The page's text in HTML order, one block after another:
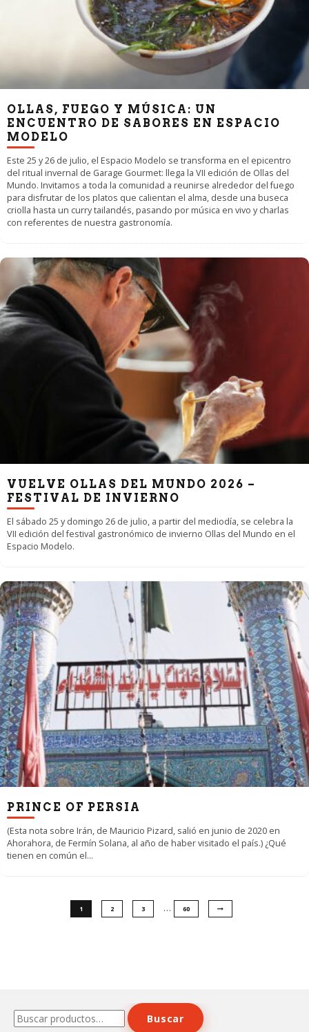
OLLAS, FUEGO Y MÚSICA: UN
ENCUENTRO DE SABORES EN ESPACIO
MODELO
Este 25 y 26 de julio, el Espacio Modelo se transforma en el epicentro
del ritual invernal de Garage Gourmet: llega la VII edición de Ollas del
Mundo. Invitamos a toda la comunidad a reunirse alrededor del fuego
para disfrutar de los platos que calientan el alma, desde una buseca
criolla hasta un curry tailandés, pasando por música en vivo y charlas
con referentes de nuestra gastronomía.
VUELVE OLLAS DEL MUNDO 2026 –
FESTIVAL DE INVIERNO
El sábado 25 y domingo 26 de julio, a partir del mediodía, se celebra la
VII edición del festival gastronómico de invierno Ollas del Mundo en el
Espacio Modelo.
PRINCE OF PERSIA
(Esta nota sobre Irán, de Mauricio Pizard, salió en junio de 2020 en
Ahorahora, de Fermín Solana, al año de haber visitado el país.) ¿Qué
tienen en común el...
1 2 3 … 60
Buscar
por:
Buscar